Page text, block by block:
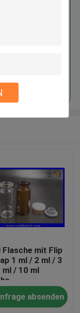
Flasche mit Flip
1 ml / 2 ml / 3
ml / 10 ml
absenden